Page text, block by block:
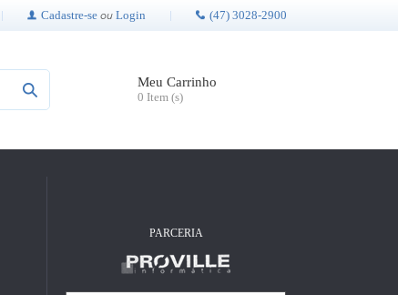
(47) 3028-2900
Cadastre-se ou Login
Meu Carrinho
0 Item (s)
PARCERIA